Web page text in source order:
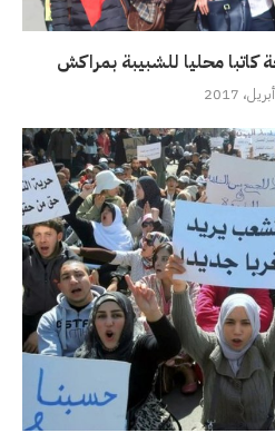
كاتبا محليا للشبيبة بمراكش